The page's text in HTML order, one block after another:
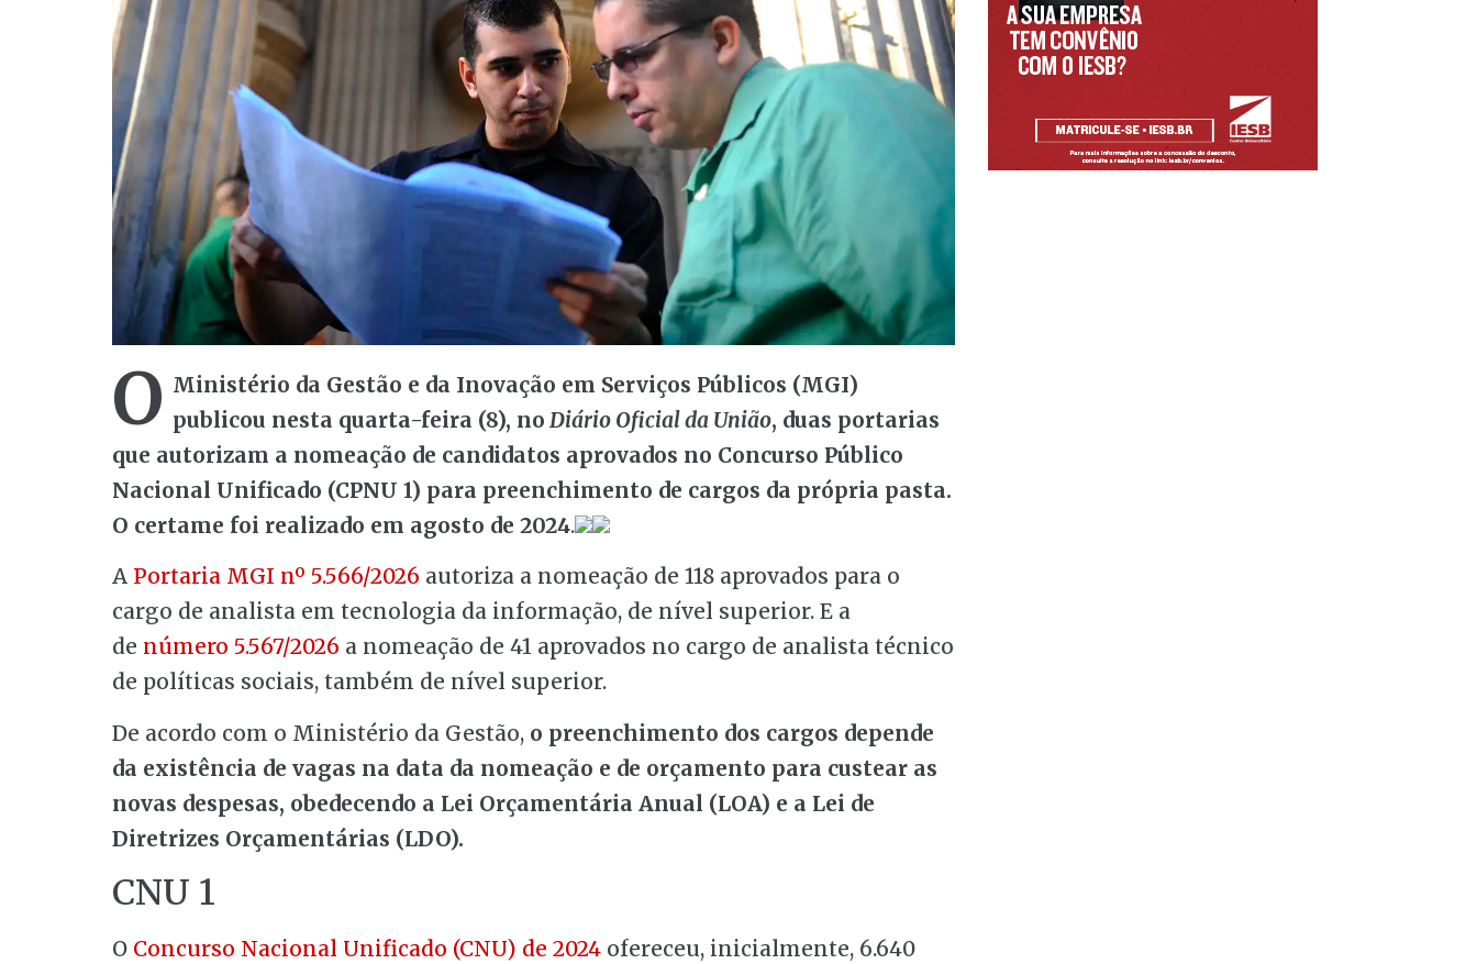
O Ministério da Gestão e da Inovação em Serviços Públicos (MGI)
publicou nesta quarta-feira (8), no Diário Oficial da União, duas portarias
que autorizam a nomeação de candidatos aprovados no Concurso Público
Nacional Unificado (CPNU 1) para preenchimento de cargos da própria pasta.
O certame foi realizado em agosto de 2024.
A Portaria MGI nº 5.566/2026 autoriza a nomeação de 118 aprovados para o
cargo de analista em tecnologia da informação, de nível superior. E a
de número 5.567/2026 a nomeação de 41 aprovados no cargo de analista técnico
de políticas sociais, também de nível superior.
De acordo com o Ministério da Gestão, o preenchimento dos cargos depende
da existência de vagas na data da nomeação e de orçamento para custear as
novas despesas, obedecendo a Lei Orçamentária Anual (LOA) e a Lei de
Diretrizes Orçamentárias (LDO).
CNU 1
O Concurso Nacional Unificado (CNU) de 2024 ofereceu, inicialmente, 6.640